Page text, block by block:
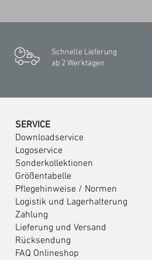
Schnelle Lieferung
ab 2 Werktagen
SERVICE
Downloadservice
Logoservice
Sonderkollektionen
Größentabelle
Pflegehinweise / Normen
Logistik und Lagerhalterung
Zahlung
Lieferung und Versand
Rücksendung
FAQ Onlineshop